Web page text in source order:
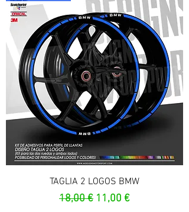
TAGLIA 2 LOGOS BMW
Prix original
18,00 € Prix promotionnel
11,00 €